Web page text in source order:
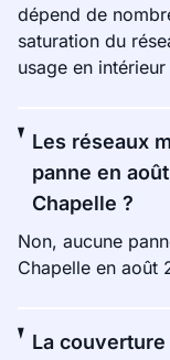
dépend de
saturation du
usage en
Les réseaux
panne en
Chapelle ?
Non, aucune
Chapelle en août
La